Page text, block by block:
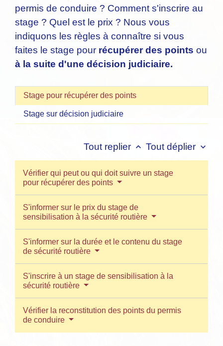
permis de conduire ? Comment s'inscrire au
stage ? Quel est le prix ? Nous vous
indiquons les règles à connaître si vous
faites le stage pour récupérer des points ou
à la suite d'une décision judiciaire.
Stage pour récupérer des points
Stage sur décision judiciaire
Tout replier keyboard_arrow_up Tout déplier keyboard_arrow_down
Vérifier qui peut ou qui doit suivre un stage
pour récupérer des points
S'informer sur le prix du stage de
sensibilisation à la sécurité routière
S'informer sur la durée et le contenu du stage
de sécurité routière
S'inscrire à un stage de sensibilisation à la
sécurité routière
Vérifier la reconstitution des points du permis
de conduire